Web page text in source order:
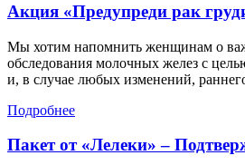
Акция «Предупреди рак
Мы хотим напомнить женщинам о
обследования молочных желез с
и, в случае любых изменений,
Подробнее
Пакет от «Лелеки» –